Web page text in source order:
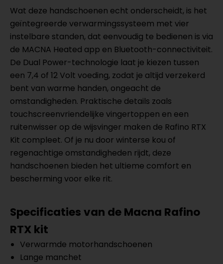
Wat deze handschoenen echt onderscheidt, is het
geïntegreerde verwarmingssysteem met vier
instelbare standen, dat eenvoudig te bedienen is via
de MACNA Heated app en Bluetooth-connectiviteit.
De Dual Power-technologie laat je kiezen tussen
een 7,4 of 12 Volt voeding, zodat je altijd verzekerd
bent van warme handen, ongeacht de
omstandigheden. Praktische details zoals
touchscreenvriendelijke vingertoppen en een
ruitenwisser op de wijsvinger maken de Rafino RTX
Kit compleet. Of je nu door winterse kou of
regenachtige omstandigheden rijdt, deze
handschoenen bieden het ultieme comfort en
bescherming voor elke rit.
Specificaties van de Macna Rafino
RTX kit
Verwarmde motorhandschoenen
Lange manchet